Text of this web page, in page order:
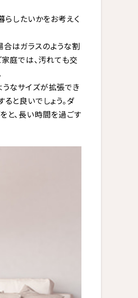
らしたいかをお考えく
はガラスのような割
庭では、汚れても交
なサイズが拡張でき
と良いでしょう。ダ
と、長い時間を過ごす